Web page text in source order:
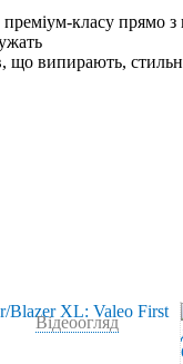
класу прямо з
що випирають,
Відеоогляд